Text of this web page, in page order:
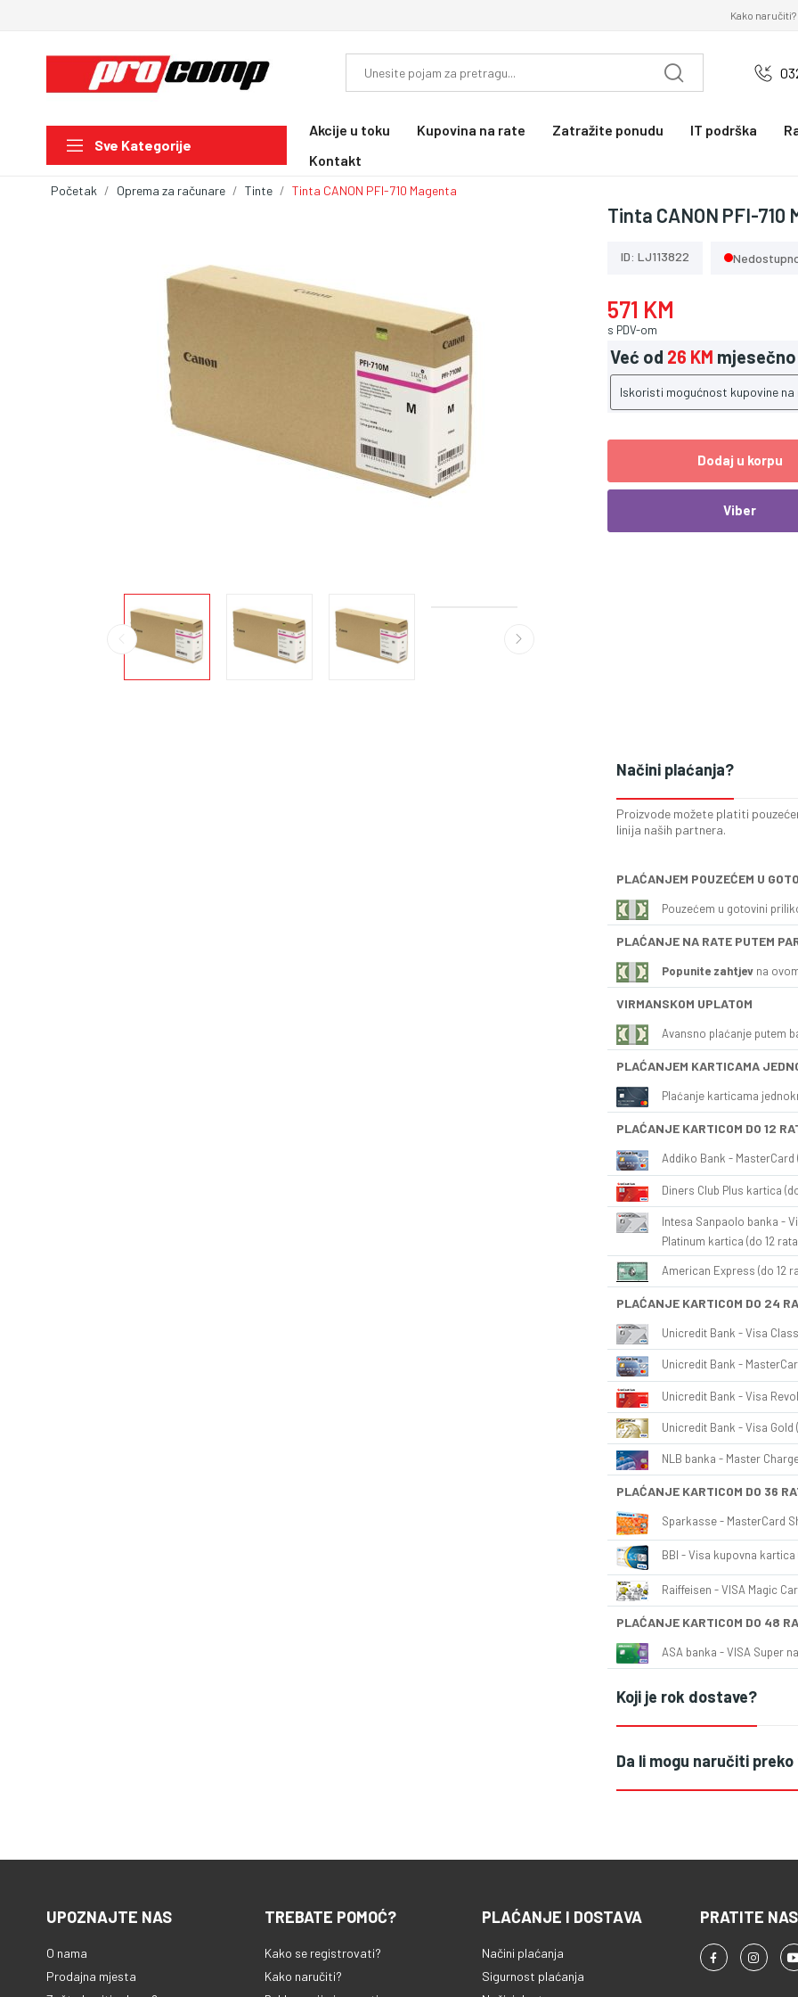
Kako naručiti?
Sve Kategorije
Akcije u toku Kupovina na rate Zatražite ponudu IT podrška
Kontakt
Početak Oprema za računare Tinte Tinta CANON PFI-710 Magenta
Tinta CANON PFI-710
ID: LJ113822
571 KM
s PDV-om
Već od 26 KM mjesečno
Iskoristi mogućnost kupovine
Dodaj u korpu
Viber
Načini plaćanja?
Proizvode možete platiti
linija naših partnera.
PLAĆANJEM POUZEĆEM U
Pouzećem u gotovini
PLAĆANJE NA RATE PUTEM
Popunite zahtjev na
VIRMANSKOM UPLATOM
Avansno plaćanje putem
PLAĆANJEM KARTICAMA
Plaćanje karticama
PLAĆANJE KARTICOM DO 12
Addiko Bank - MasterCard
Diners Club Plus kartica
Intesa Sanpaolo banka -
Platinum kartica (do 12
American Express (do 12
PLAĆANJE KARTICOM DO 24
Unicredit Bank - Visa
Unicredit Bank -
Unicredit Bank - Visa
Unicredit Bank - Visa Gold
NLB banka - Master
PLAĆANJE KARTICOM DO 36
Sparkasse - MasterCard
BBI - Visa kupovna kartica
Raiffeisen - VISA Magic
PLAĆANJE KARTICOM DO 48
ASA banka - VISA Super
Koji je rok dostave?
Da li mogu naručiti
UPOZNAJTE NAS
O nama
Prodajna mjesta
TREBATE POMOĆ?
Kako se registrovati?
Kako naručiti?
PLAĆANJE I DOSTAVA
Načini plaćanja
Sigurnost plaćanja
PRATITE NAS